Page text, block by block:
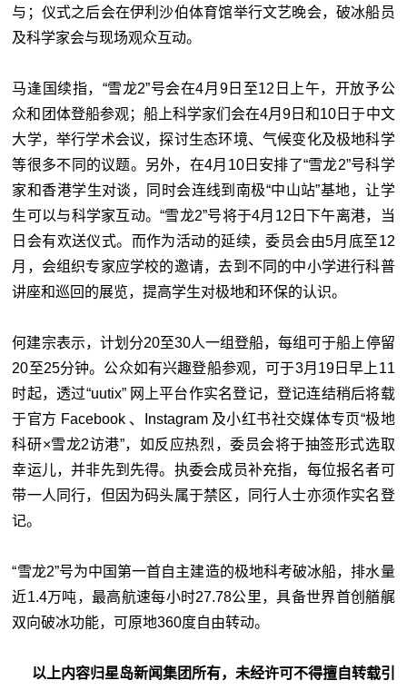
与；仪式之后会在伊利沙伯体育馆举行文艺晚会，破冰船员
及科学家会与现场观众互动。
马逢国续指，“雪龙2”号会在4月9日至12日上午，开放予公
众和团体登船参观；船上科学家们会在4月9日和10日于中文
大学，举行学术会议，探讨生态环境、气候变化及极地科学
等很多不同的议题。另外，在4月10日安排了“雪龙2”号科学
家和香港学生对谈，同时会连线到南极“中山站”基地，让学
生可以与科学家互动。“雪龙2”号将于4月12日下午离港，当
日会有欢送仪式。而作为活动的延续，委员会由5月底至12
月，会组织专家应学校的邀请，去到不同的中小学进行科普
讲座和巡回的展览，提高学生对极地和环保的认识。
何建宗表示，计划分20至30人一组登船，每组可于船上停留
20至25分钟。公众如有兴趣登船参观，可于3月19日早上11
时起，透过“uutix” 网上平台作实名登记，登记连结稍后将载
于官方 Facebook 、Instagram 及小红书社交媒体专页“极地
科研×雪龙2访港”，如反应热烈，委员会将于抽签形式选取
幸运儿，并非先到先得。执委会成员补充指，每位报名者可
带一人同行，但因为码头属于禁区，同行人士亦须作实名登
记。
“雪龙2”号为中国第一首自主建造的极地科考破冰船，排水量
近1.4万吨，最高航速每小时27.78公里，具备世界首创艏艉
双向破冰功能，可原地360度自由转动。
以上内容归星岛新闻集团所有，未经许可不得擅自转载引